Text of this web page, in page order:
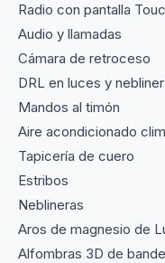
Radio con pantalla
Audio y llamadas
Cámara de retroceso
DRL en luces y
Mandos al timón
Aire acondicionado
Tapicería de cuero
Estribos
Neblineras
Aros de magnesio de
Alfombras 3D de